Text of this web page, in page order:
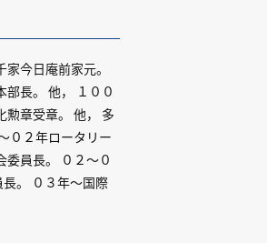
今日庵前家元。
長。 他， １００
勲章受章。 他， 多
０２年ロータリー
員長。 ０２～０
。 ０３年～国際